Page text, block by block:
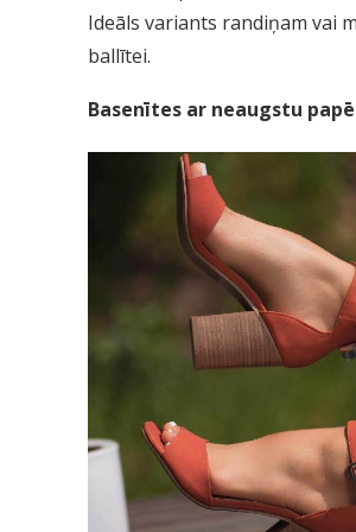
Ideāls variants randiņam vai
ballītei.
Basenītes ar neaugstu